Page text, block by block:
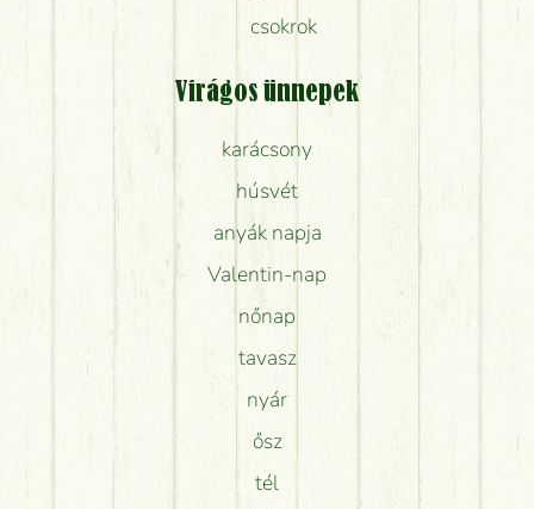
csokrok
Virágos ünnepek
karácsony
húsvét
anyák napja
Valentin-nap
nőnap
tavasz
nyár
ősz
tél